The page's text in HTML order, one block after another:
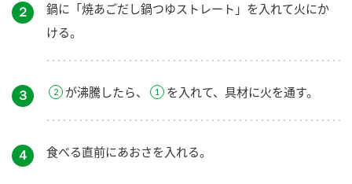
２
鍋に「焼あごだし鍋つゆストレート」を入れて火にか
ける。
３ が沸騰したら、 を入れて、具材に火を通す。
４ 食べる直前にあおさを入れる。